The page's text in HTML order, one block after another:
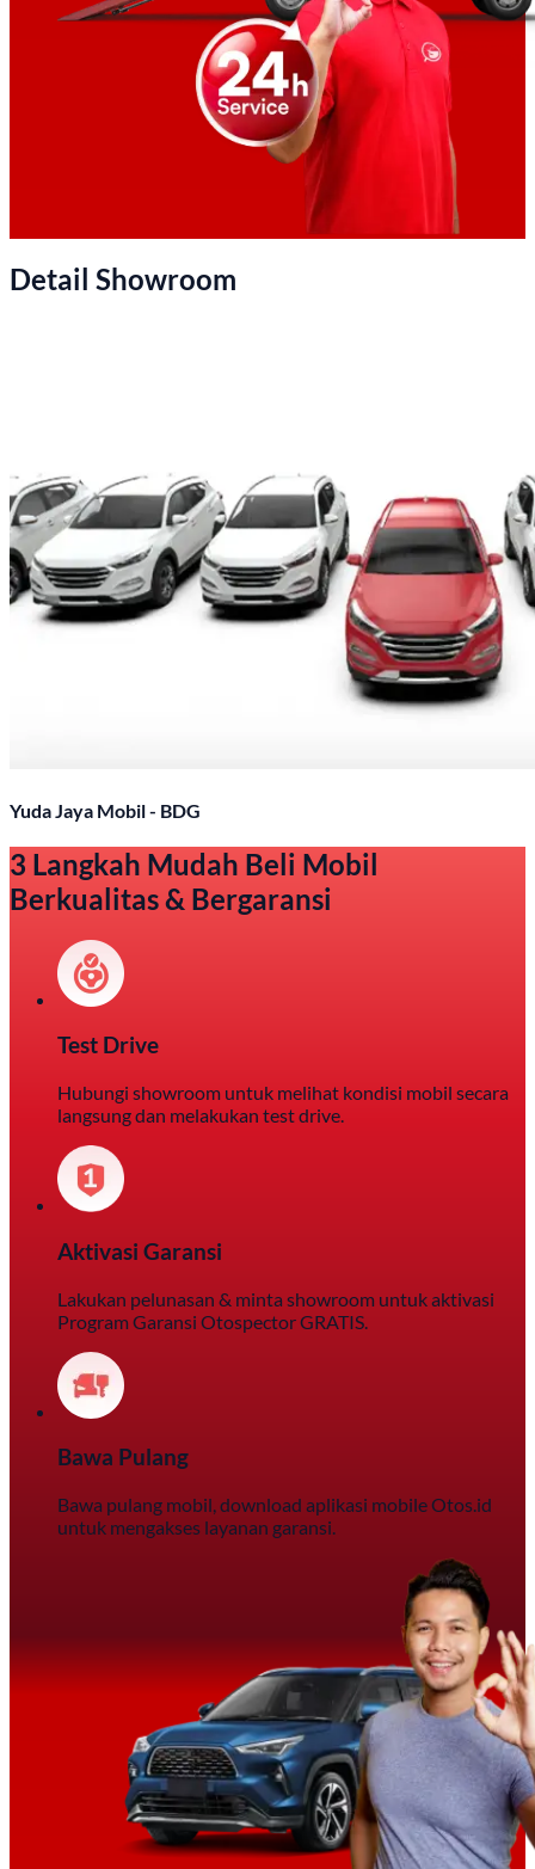
Detail Showroom
Yuda Jaya Mobil - BDG
3 Langkah Mudah Beli Mobil
Berkualitas & Bergaransi
Test Drive
Hubungi showroom untuk melihat kondisi mobil secara
langsung dan melakukan test drive.
Aktivasi Garansi
Lakukan pelunasan & minta showroom untuk aktivasi
Program Garansi Otospector GRATIS.
Bawa Pulang
Bawa pulang mobil, download aplikasi mobile Otos.id
untuk mengakses layanan garansi.